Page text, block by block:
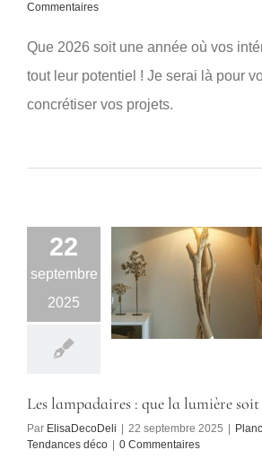
Commentaires
Que 2026 soit une année où vos
tout leur potentiel ! Je serai là pour
concrétiser vos projets.
22
septembre
2025
Les lampadaires : que la lumière soit
Par ElisaDecoDeli 22 septembre 2025
Tendances déco
0 Commentaires